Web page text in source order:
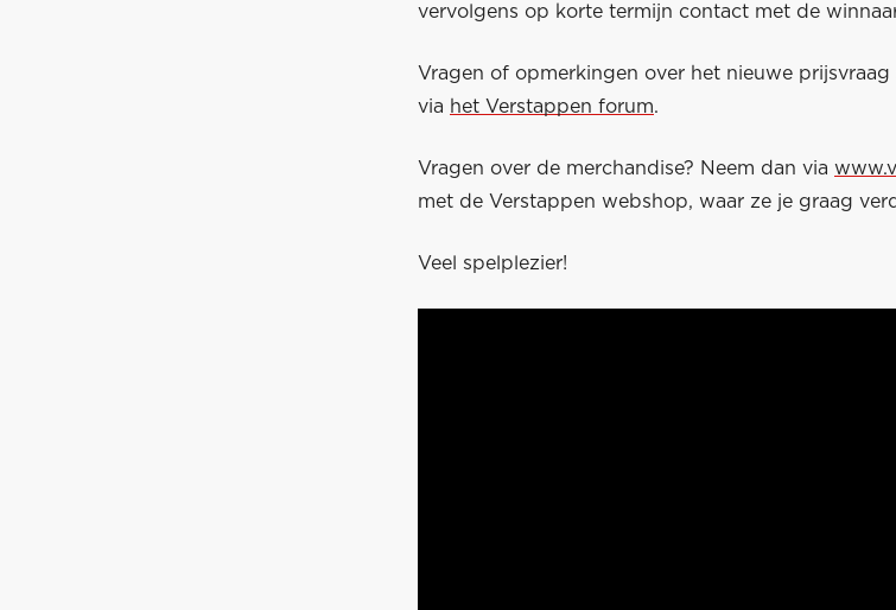
vervolgens op korte termijn contact met de
Vragen of opmerkingen over het nieuwe
via het Verstappen forum.
Vragen over de merchandise? Neem dan via
met de Verstappen webshop, waar ze je graag
Veel spelplezier!